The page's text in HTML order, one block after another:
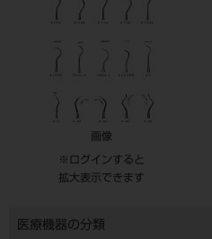
画像
※ログインすると
拡大表示できます
医療機器の分類